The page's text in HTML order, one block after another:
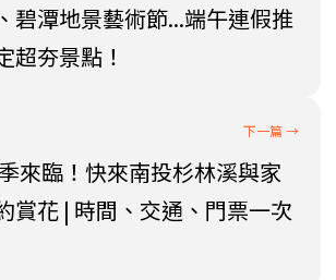
碧潭地景藝術節...端午連假推
超夯景點！
來臨！快來南投杉林溪與家
賞花 | 時間、交通、門票一次